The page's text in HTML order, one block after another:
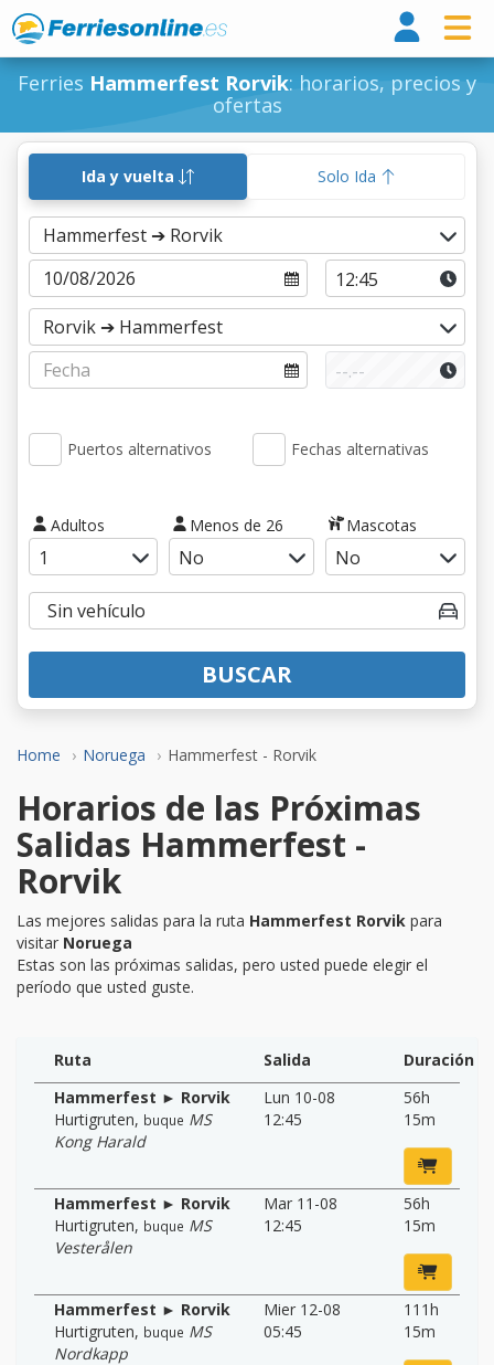
Ferries Hammerfest Rorvik: horarios, precios y
ofertas
Home Noruega Hammerfest - Rorvik
Ida y vuelta Solo Ida
Puertos alternativos Fechas alternativas
Adultos Menos de 26 Mascotas
BUSCAR
Horarios de las Próximas
Salidas Hammerfest -
Rorvik
Las mejores salidas para la ruta Hammerfest Rorvik para
visitar Noruega
Estas son las próximas salidas, pero usted puede elegir el
período que usted guste.
Ruta Salida
Duración
Hammerfest ► Rorvik
Hurtigruten, buque MS
Kong Harald
Lun 10-08
12:45
56h
15m
Hammerfest ► Rorvik
Hurtigruten, buque MS
Vesterålen
Mar 11-08
12:45
56h
15m
Hammerfest ► Rorvik
Hurtigruten, buque MS
Nordkapp
Mier 12-08
05:45
111h
15m